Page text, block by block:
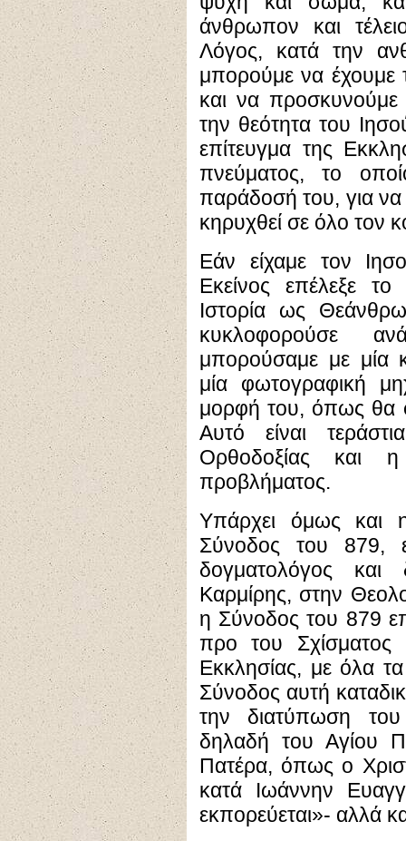
άνθρωπον και
Λόγος, κατά την
μπορούμε να έχουμε
και να
την θεότητα του
επίτευγμα της
πνεύματος, το
παράδοσή του, για να
κηρυχθεί σε όλο τον
Εάν είχαμε τον
Εκείνος επέλεξε
Ιστορία ως
κυκλοφορούσε
μπορούσαμε με μία
μία φωτογραφική
μορφή του, όπως θα
Αυτό είναι
Ορθοδοξίας και η
προβλήματος.
Υπάρχει όμως και
Σύνοδος του 879,
δογματολόγος
Καρμίρης, στην
η Σύνοδος του 879
προ του Σχίσματος
Εκκλησίας, με όλα
Σύνοδος αυτή
την διατύπωση
δηλαδή του Αγίου
Πατέρα, όπως ο
κατά Ιωάννην
εκπορεύεται»- αλλά